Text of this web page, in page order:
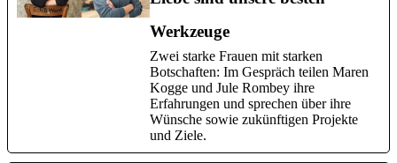
Werkzeuge
Zwei starke Frauen mit starken
Botschaften: Im Gespräch teilen Maren
Kogge und Jule Rombey ihre
Erfahrungen und sprechen über ihre
Wünsche sowie zukünftigen Projekte
und Ziele.